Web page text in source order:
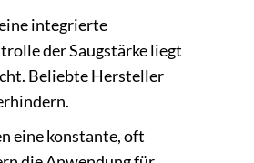
integrierte
der Saugstärke liegt
Beliebte Hersteller
eine konstante, oft